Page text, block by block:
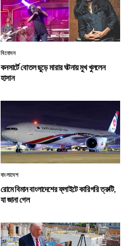
বিনোদন
কনসার্টে বোতল ছুড়ে মারার ঘটনায় মুখ খুললেন
হাসান
বাংলাদেশ
রোমে বিমান বাংলাদেশের ফ্লাইটে কারিগরি ত্রুটি,
যা জানা গেল